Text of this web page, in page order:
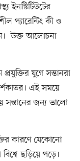
ইনস্টিটিউটের
প্যারেন্টিং কী ও
উক্ত আলোচনা
যুগে সন্তানরা
এই সময়ে
সন্তানের জন্য ভালো
কারণে যেকোনো
ছড়িয়ে পড়ে।